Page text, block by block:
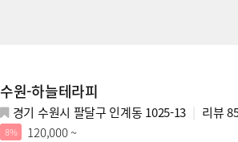
수원-하늘테라피
경기 수원시 팔달구 인계동 1025-13 리뷰
8% 120,000 ~